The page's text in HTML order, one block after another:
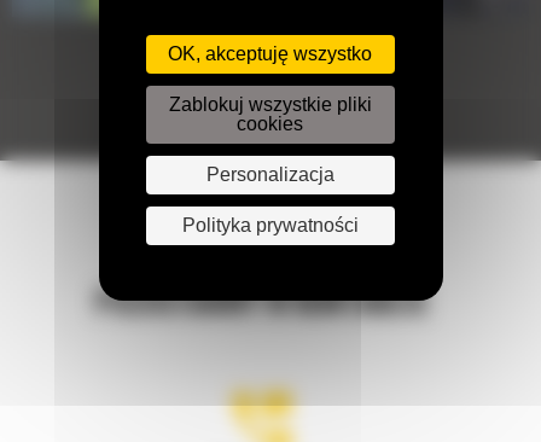
POZOSTAŃMY W KONTAKCIE
OK, akceptuję wszystko
Zablokuj wszystkie pliki
cookies
Personalizacja
Polityka prywatności